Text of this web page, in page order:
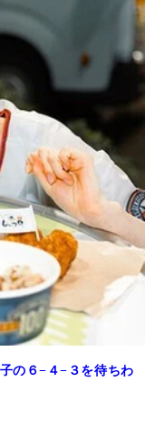
の６−４−３を待ちわ